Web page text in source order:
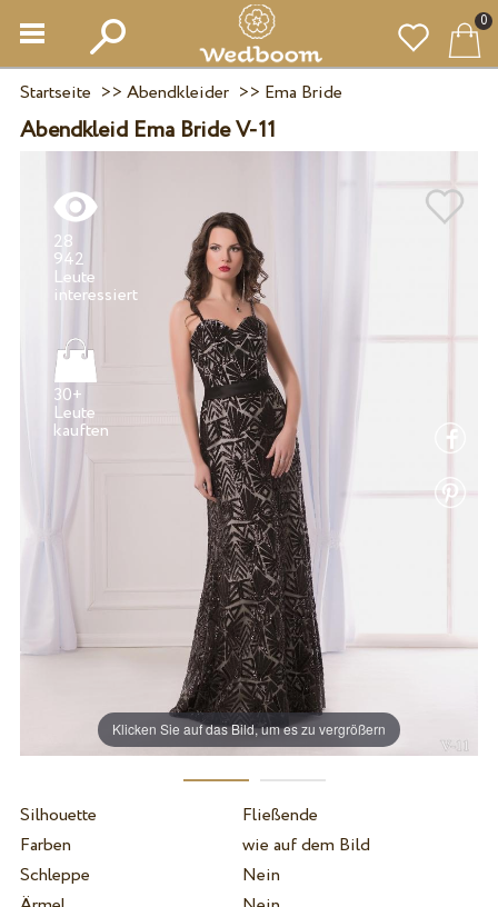
0
Startseite >> Abendkleider>> Ema Bride
Abendkleid Ema Bride V-11
Klicken Sie auf das Bild, um es zu vergrößern
28
942
Leute
30+
Leute
Silhouette
Fließende
Farben
wie auf dem Bild
Schleppe
Nein